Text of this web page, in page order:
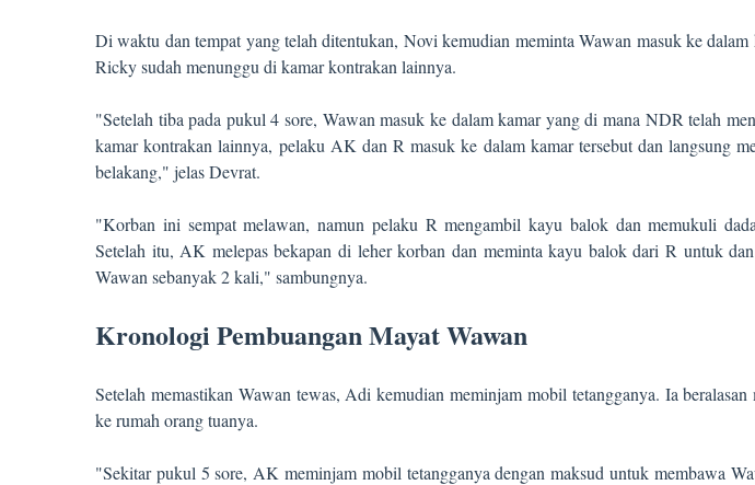
Di waktu dan tempat yang telah ditentukan, Novi kemudian meminta Wawan masuk ke dalam
Ricky sudah menunggu di kamar kontrakan lainnya.
"Setelah tiba pada pukul 4 sore, Wawan masuk ke dalam kamar yang di mana NDR telah
kamar kontrakan lainnya, pelaku AK dan R masuk ke dalam kamar tersebut dan langsung
belakang," jelas Devrat.
"Korban ini sempat melawan, namun pelaku R mengambil kayu balok dan memukuli
Setelah itu, AK melepas bekapan di leher korban dan meminta kayu balok dari R untuk
Wawan sebanyak 2 kali," sambungnya.
Kronologi Pembuangan Mayat Wawan
Setelah memastikan Wawan tewas, Adi kemudian meminjam mobil tetangganya. Ia beralasan
ke rumah orang tuanya.
"Sekitar pukul 5 sore, AK meminjam mobil tetangganya dengan maksud untuk membawa